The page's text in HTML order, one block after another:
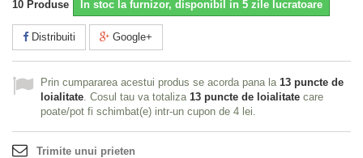
10 Produse In stoc la furnizor, disponibil in 5 zile lucratoare
Distribuiti Google+
Prin cumpararea acestui produs se acorda pana la 13 puncte de
loialitate . Cosul tau va totaliza 13 puncte de loialitate care
poate/pot fi schimbat(e) intr-un cupon de 4 lei
Trimite unui prieten